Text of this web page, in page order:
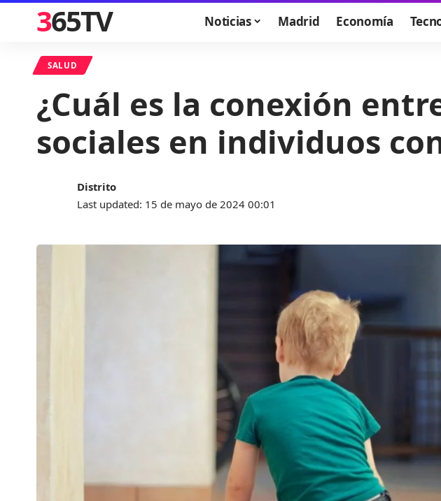
365TV Noticias Madrid Economía
SALUD
¿Cuál es la conexión
sociales en individuos
Last updated: 15 de mayo de 2024 00:01
Distrito